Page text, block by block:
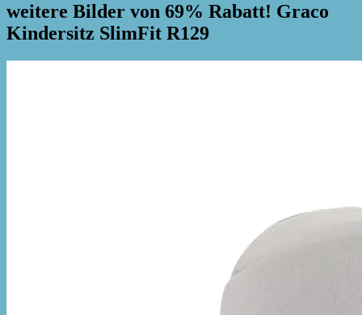
weitere Bilder von 69% Rabatt! Graco
Kindersitz SlimFit R129